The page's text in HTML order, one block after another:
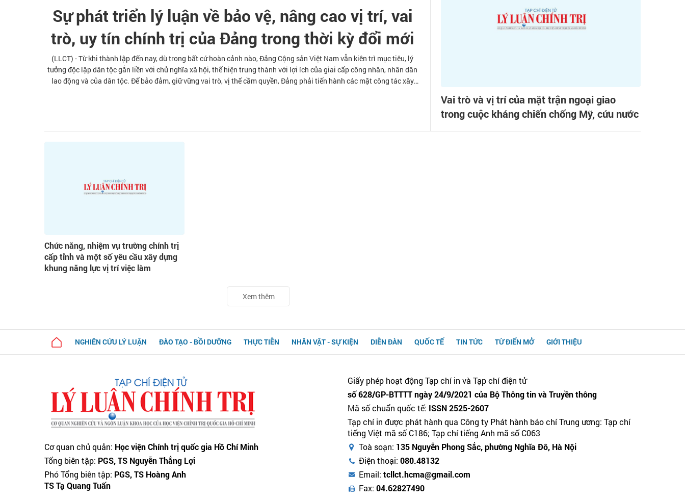
Sự phát triển lý luận về bảo vệ, nâng cao vị trí, vai
trò, uy tín chính trị của Đảng trong thời kỳ đổi mới
(LLCT) - Từ khi thành lập đến nay, dù trong bất cứ hoàn cảnh nào, Đảng Cộng sản Việt Nam vẫn kiên trì mục tiêu, lý
tưởng độc lập dân tộc gắn liền với chủ nghĩa xã hội, thể hiện trung thành với lợi ích của giai cấp công nhân, nhân dân
lao động và của dân tộc. Để bảo đảm, giữ vững vai trò, vị thế cầm quyền, Đảng phải tiến hành các mặt công tác xây
Vai trò và vị trí của mặt trận ngoại giao
trong cuộc kháng chiến chống Mỹ, cứu nước
Chức năng, nhiệm vụ trường chính trị
cấp tỉnh và một số yêu cầu xây dựng
khung năng lực vị trí việc làm
Xem thêm
NGHIÊN CỨU LÝ LUẬN ĐÀO TẠO - BỒI DƯỠNG THỰC TIỄN NHÂN VẬT - SỰ KIỆN DIỄN ĐÀN QUỐC TẾ TIN TỨC TỪ ĐIỂN MỞ GIỚI THIỆU
Cơ quan chủ quản: Học viện Chính trị quốc gia Hồ Chí Minh
Tổng biên tập: PGS, TS Nguyễn Thắng Lợi
Phó Tổng biên tập: PGS, TS Hoàng Anh
TS Tạ Quang Tuấn
Giấy phép hoạt động Tạp chí in và Tạp chí điện tử
số 628/GP-BTTTT ngày 24/9/2021 của Bộ Thông tin và Truyền thông
Mã số chuẩn quốc tế: ISSN 2525-2607
Tạp chí in được phát hành qua Công ty Phát hành báo chí Trung ương: Tạp chí
tiếng Việt mã số C186; Tạp chí tiếng Anh mã số C063
Toà soạn: 135 Nguyễn Phong Sắc, phường Nghĩa Đô, Hà Nội
Điện thoại: 080.48132
Email: tcllct.hcma@gmail.com
Fax: 04.62827490